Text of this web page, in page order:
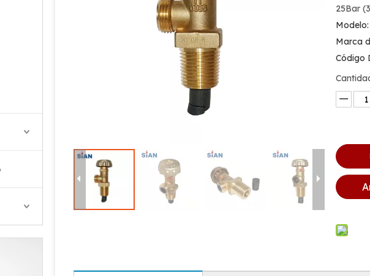
Fabricante de válvulas de Sian TPED aprobado V12-003 GLPG Cylinder F-Type 17e Válvulas
25Bar
Modelo:
Marca
Código